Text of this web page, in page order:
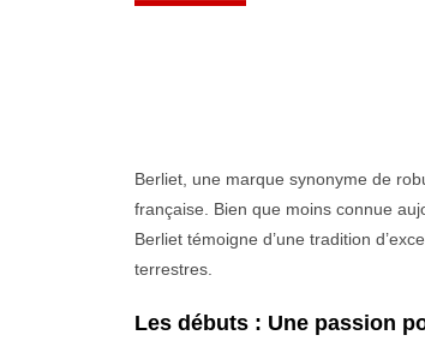
Berliet, une marque synonyme de
française. Bien que moins connue
Berliet témoigne d’une tradition
terrestres.
Les débuts : Une passion